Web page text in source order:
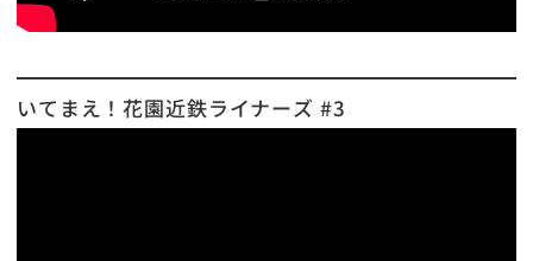
いてまえ！花園近鉄ライナーズ #3